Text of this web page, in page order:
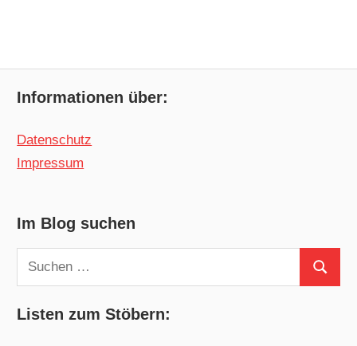
Informationen über:
Datenschutz
Impressum
Im Blog suchen
Suchen
nach:
Suchen
Listen zum Stöbern: